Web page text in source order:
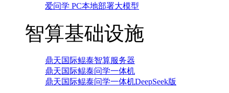
爱问学 PC本地部署大模型
智算基础设施
鼎天国际鲲泰智算服务器
鼎天国际鲲泰问学一体机
鼎天国际鲲泰问学一体机DeepSeek版